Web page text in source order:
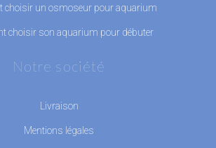
choisir un osmoseur pour aquarium
choisir son aquarium pour débuter
Notre société
Livraison
Mentions légales